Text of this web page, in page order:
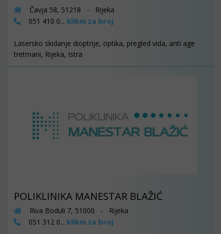
Čavja 58, 51218 - Rijeka
051 410 0... klikni za broj
Lasersko skidanje dioptrije, optika, pregled vida, anti age
tretmani, Rijeka, Istra
POLIKLINIKA MANESTAR BLAŽIĆ
Riva Boduli 7, 51000 - Rijeka
051 312 0... klikni za broj